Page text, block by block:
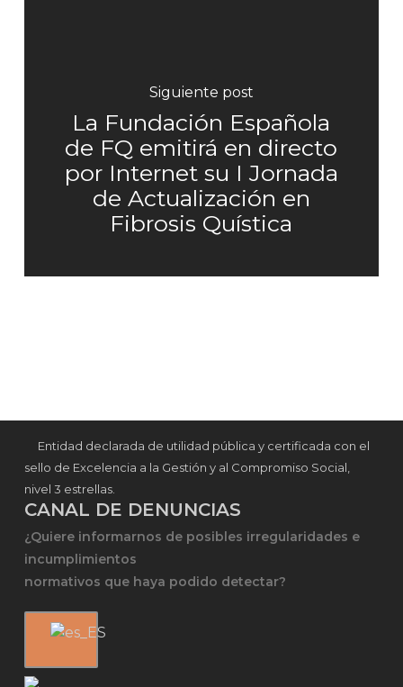
Siguiente post
La Fundación Española
de FQ emitirá en directo
por Internet su I Jornada
de Actualización en
Fibrosis Quística
Entidad declarada de utilidad pública y certificada con el
sello de Excelencia a la Gestión y al Compromiso Social,
nivel 3 estrellas.
CANAL DE DENUNCIAS
¿Quiere informarnos de posibles irregularidades e
incumplimientos
normativos que haya podido detectar?